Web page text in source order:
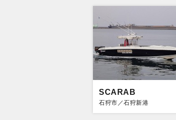
SCARAB
石狩市／石狩新港